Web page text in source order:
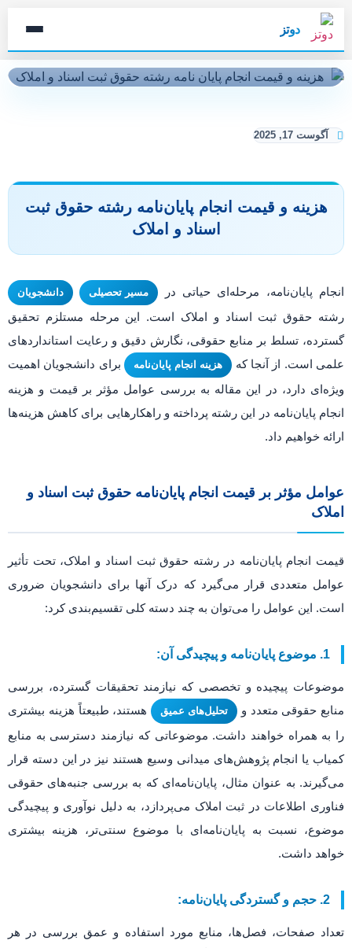
دوتز
آگوست 17, 2025
هزینه و قیمت انجام پایان‌نامه رشته حقوق ثبت
اسناد و املاک
انجام پایان‌نامه، مرحله‌ای حیاتی در مسیر تحصیلی دانشجویان
رشته حقوق ثبت اسناد و املاک است. این مرحله مستلزم تحقیق
گسترده، تسلط بر منابع حقوقی، نگارش دقیق و رعایت استانداردهای
علمی است. از آنجا که
هزینه انجام پایان‌نامه
برای دانشجویان اهمیت
ویژه‌ای دارد، در این مقاله به بررسی عوامل مؤثر بر قیمت و هزینه
انجام پایان‌نامه در این رشته پرداخته و راهکارهایی برای کاهش هزینه‌ها
ارائه خواهیم داد.
عوامل مؤثر بر قیمت انجام پایان‌نامه حقوق ثبت اسناد و
املاک
قیمت انجام پایان‌نامه در رشته حقوق ثبت اسناد و املاک، تحت تأثیر
عوامل متعددی قرار می‌گیرد که درک آنها برای دانشجویان ضروری
است. این عوامل را می‌توان به چند دسته کلی تقسیم‌بندی کرد:
1. موضوع پایان‌نامه و پیچیدگی آن:
موضوعات پیچیده و تخصصی که نیازمند تحقیقات گسترده، بررسی
منابع حقوقی متعدد و
تحلیل‌های عمیق
هستند، طبیعتاً هزینه بیشتری
را به همراه خواهند داشت. موضوعاتی که نیازمند دسترسی به منابع
کمیاب یا انجام پژوهش‌های میدانی وسیع هستند نیز در این دسته قرار
می‌گیرند. به عنوان مثال، پایان‌نامه‌ای که به بررسی جنبه‌های حقوقی
فناوری اطلاعات در ثبت املاک می‌پردازد، به دلیل نوآوری و پیچیدگی
موضوع، نسبت به پایان‌نامه‌ای با موضوع سنتی‌تر، هزینه بیشتری
خواهد داشت.
2. حجم و گستردگی پایان‌نامه:
تعداد صفحات، فصل‌ها، منابع مورد استفاده و عمق بررسی در هر